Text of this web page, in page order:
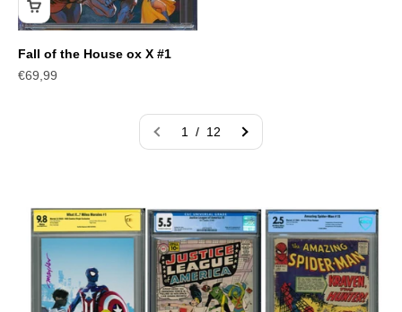
Fall of the House ox X #1
Angebot
€69,99
1 / 12